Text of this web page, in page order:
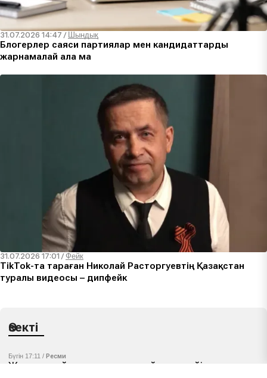
31.07.2026 14:47 / Шындық
Блогерлер саяси партиялар мен кандидаттарды
жарнамалай ала ма
31.07.2026 17:01 /Фейк
TikTok-та тараған Николай Расторгуевтің Қазақстан
туралы видеосы – дипфейк
Өзекті
Бүгін 17:11 / Ресми
Жалған сыйлықтан зиянды ойынға дейін: